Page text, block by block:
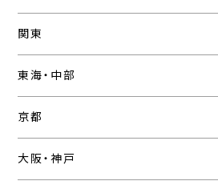
関東
東海・中部
京都
大阪・神戸